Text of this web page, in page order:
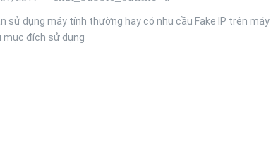
sử dụng máy tính thường hay có nhu cầu Fake IP trên máy
mục đích sử dụng